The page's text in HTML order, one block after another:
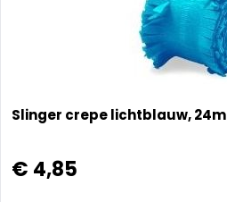
Slinger crepe lichtblauw, 24m
€ 4,85